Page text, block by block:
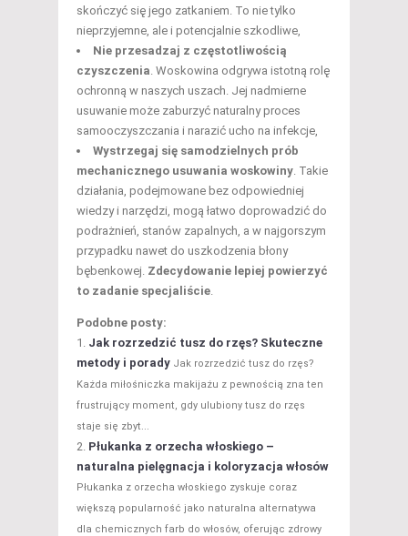
skończyć się jego zatkaniem. To nie tylko
nieprzyjemne, ale i potencjalnie szkodliwe,
Nie przesadzaj z częstotliwością
czyszczenia. Woskowina odgrywa istotną rolę
ochronną w naszych uszach. Jej nadmierne
usuwanie może zaburzyć naturalny proces
samooczyszczania i narazić ucho na infekcje,
Wystrzegaj się samodzielnych prób
mechanicznego usuwania woskowiny. Takie
działania, podejmowane bez odpowiedniej
wiedzy i narzędzi, mogą łatwo doprowadzić do
podrażnień, stanów zapalnych, a w najgorszym
przypadku nawet do uszkodzenia błony
bębenkowej. Zdecydowanie lepiej powierzyć
to zadanie specjaliście.
Podobne posty:
Jak rozrzedzić tusz do rzęs? Skuteczne
metody i porady Jak rozrzedzić tusz do rzęs?
Każda miłośniczka makijażu z pewnością zna ten
frustrujący moment, gdy ulubiony tusz do rzęs
staje się zbyt...
Płukanka z orzecha włoskiego –
naturalna pielęgnacja i koloryzacja włosów
Płukanka z orzecha włoskiego zyskuje coraz
większą popularność jako naturalna alternatywa
dla chemicznych farb do włosów, oferując zdrowy